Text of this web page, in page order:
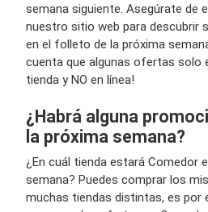
semana siguiente. Asegúrate de
nuestro sitio web para descubrir
en el folleto de la próxima
cuenta que algunas ofertas solo
tienda y NO en línea!
¿Habrá alguna
la próxima semana?
¿En cuál tienda estará Comedor
semana? Puedes comprar los
muchas tiendas distintas, es por